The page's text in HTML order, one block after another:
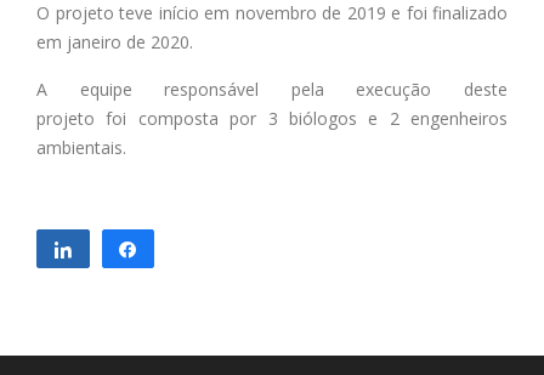
O projeto teve início em novembro de 2019 e foi finalizado
em janeiro de 2020.
A equipe responsável pela execução deste
projeto foi composta por 3 biólogos e 2 engenheiros
ambientais.
Compartilhar